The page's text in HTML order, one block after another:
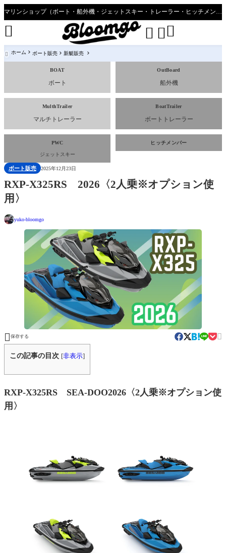
マリンショップ（ボート・船外機・ジェットスキー・トレーラー・ヒッチメンバーのことならブルーゴへ”
 

 ホーム ボート販売 新艇販売
BOAT
ボート
OutBoard
船外機
MulthTrailer
マルチトレーラー
BoatTrailer
ボートトレーラー
PWC
ジェットスキー
ヒッチメンバー
ボート販売 2025年12月23日
RXP-X325RS 2026〈2人乗※オプション使
用〉
yuko-bloomgo
 保存する 
この記事の目次 [非表示]
RXP-X325RS SEA-DOO2026〈2人乗※オプション使
用〉